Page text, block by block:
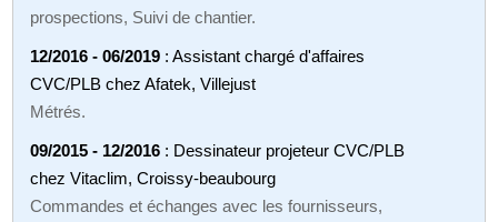
prospections, Suivi de chantier.
12/2016 - 06/2019 : Assistant chargé d'affaires
CVC/PLB chez Afatek, Villejust
Métrés.
09/2015 - 12/2016 : Dessinateur projeteur CVC/PLB
chez Vitaclim, Croissy-beaubourg
Commandes et échanges avec les fournisseurs,